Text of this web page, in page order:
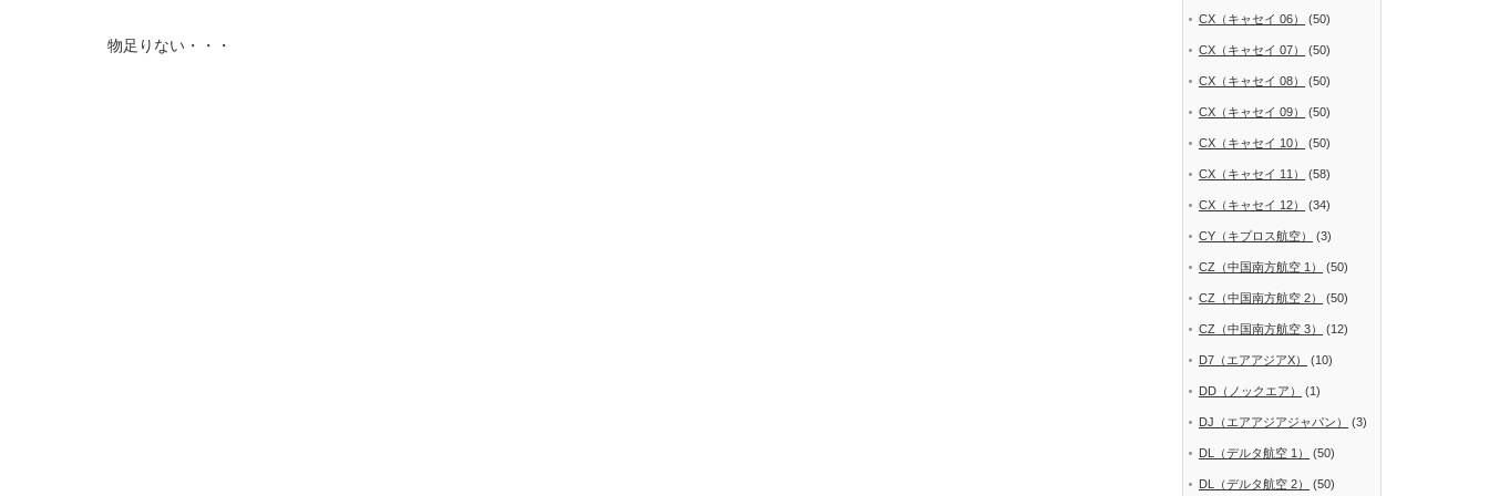
物足りない・・・
CX（キャセイ 06） (50)
CX（キャセイ 07） (50)
CX（キャセイ 08） (50)
CX（キャセイ 09） (50)
CX（キャセイ 10） (50)
CX（キャセイ 11） (58)
CX（キャセイ 12） (34)
CY（キプロス航空） (3)
CZ（中国南方航空 1） (50)
CZ（中国南方航空 2） (50)
CZ（中国南方航空 3） (12)
D7（エアアジアX） (10)
DD（ノックエア） (1)
DJ（エアアジアジャパン） (3)
DL（デルタ航空 1） (50)
DL（デルタ航空 2） (50)